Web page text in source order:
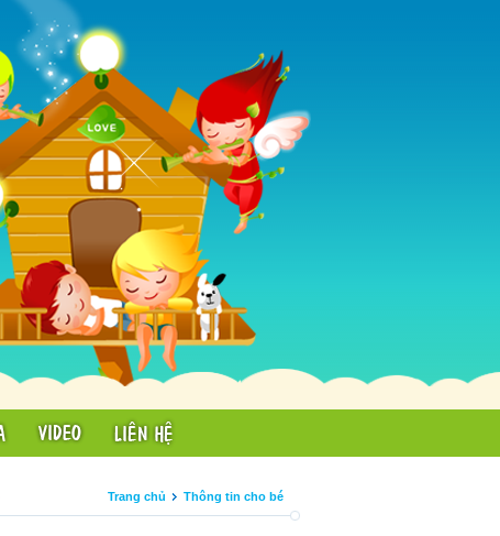
Trang chủ Thông tin cho bé